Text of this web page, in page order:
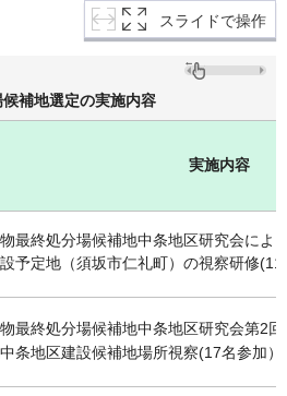
スライドで操作
補地選定の実施内容
実施内容
最終処分場候補地中条地区研究会によ
予定地（須坂市仁礼町）の視察研修(11
最終処分場候補地中条地区研究会第2
条地区建設候補地場所視察(17名参加）